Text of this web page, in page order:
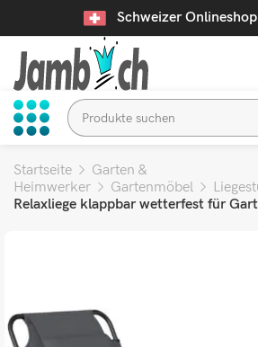
Schweizer
Startseite
Garten &
Heimwerker
Gartenmöbel
Relaxliege klappbar wetterfest für